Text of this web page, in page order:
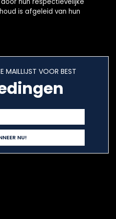
is afgeleid van hun
MAILLIJST VOOR BEST